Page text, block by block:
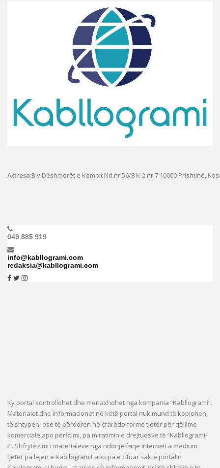
Adresa:Blv.Dëshmorët e Kombit Nd.nr.56/8 K-2 nr.7 10000 Prishtinë,
049 885 919
info@kabllogrami.com
redaksia@kabllogrami.com
Ky portal kontrollohet dhe menaxhohet nga kompania “Kabllogrami”.
Materialet dhe informacionet në këtë portal nuk mund të kopjohen,
të shtypen, ose të përdoren në çfarëdo forme tjetër për qëllime
komerciale apo përfitimi, pa miratimin e drejtuesve të “Kabllogrami-
t”. Shfrytëzimi i materialeve nga ndonjë faqe interneti a medium
tjetër pa lejen e Kabllogramit apo pa e cituar saktë portalin